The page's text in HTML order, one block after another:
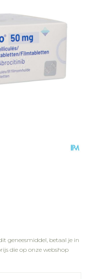
geneesmiddel, betaal je in
die op onze webshop